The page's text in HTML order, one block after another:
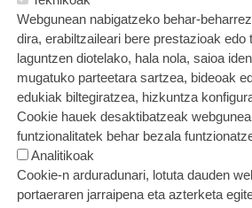
Webgunean nabigatzeko behar-
dira, erabiltzaileari bere prestazioak edo
laguntzen diotelako, hala nola, saioa
mugatuko parteetara sartzea, bideoak
edukiak biltegiratzea, hizkuntza
Cookie hauek desaktibatzeak
funtzionalitatek behar bezala
Analitikoak
Cookie-n arduradunari, lotuta dauden
portaeraren jarraipena eta azterketa